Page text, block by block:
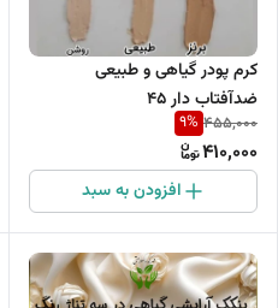
کرم پودر گیاهی و طبیعی
ضدآفتاب دار ۴۵
گرم(روشن_متوسط-برنز)
455,000
9%
410,000
افزودن به سبد